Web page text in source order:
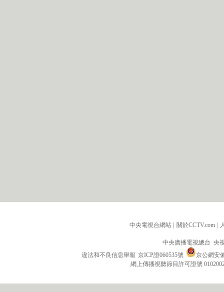
中央電視台網站 | 關於CCTV.com |
中央廣播電視總台 央
違法和不良信息舉報 京ICP證060535號
京公網安
網上傳播視聽節目許可證號